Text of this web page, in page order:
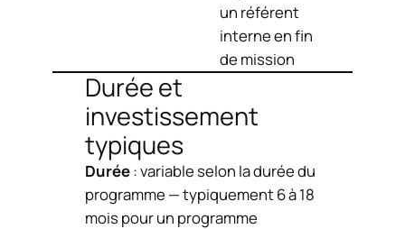
un référent
interne en fin
de mission
Durée et
investissement
typiques
Durée: variable selon la durée du
programme — typiquement 6 à 18
mois pour un programme